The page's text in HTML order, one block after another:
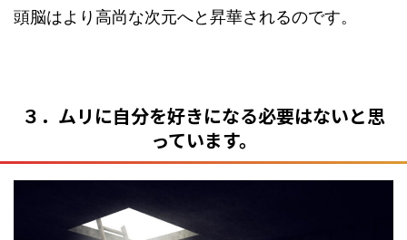
頭脳はより高尚な次元へと昇華されるのです。
３．ムリに自分を好きになる必要はないと思
っています。